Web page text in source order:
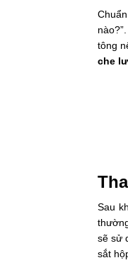
tông
che
Sau
sẽ sử
sắt